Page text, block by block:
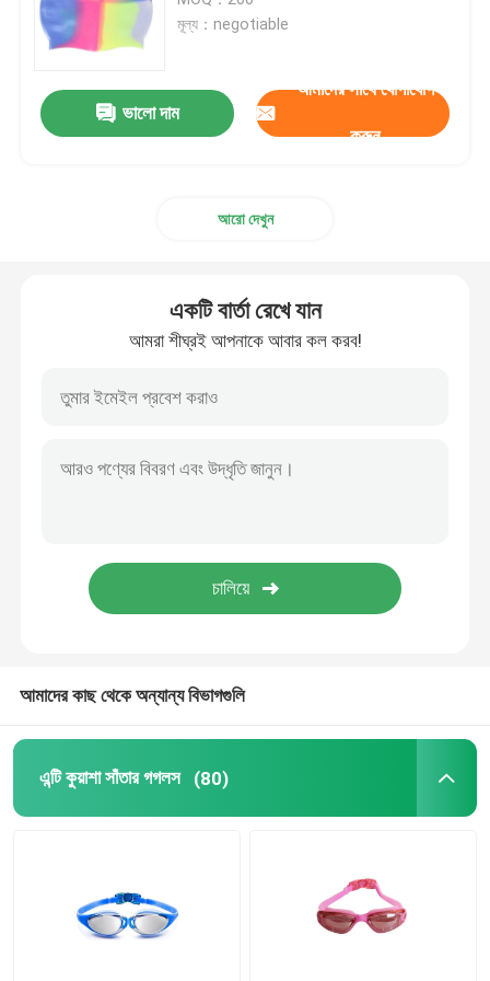
স্নো স্কি গগলস
জলরোধী সুইম ক্যাপ
মোটরক্রস রেসিং গগলস
Polarized ক্রীড়া সানগ্লাস
শিল্প নিরাপত্তা গগলস
ডাইভিং সুইম ফিনস
এন্টি কুয়াশা লেন্স
অ্যান্টি ফগ ডাইভিং গগলস
মূল্য：negotiable
ভালো দাম
আমাদের সাথে যোগাযোগ
করুন
আরো দেখুন
একটি বার্তা রেখে যান
আমরা শীঘ্রই আপনাকে আবার কল করব!
আমাদের কাছ থেকে অন্যান্য বিভাগগুলি
এন্টি কুয়াশা সাঁতার গগলস (80)